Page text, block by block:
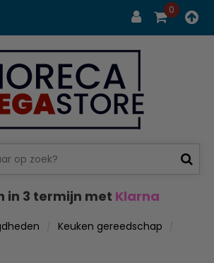
0
in 3 termijn met Klarna
Keuken gereedschap